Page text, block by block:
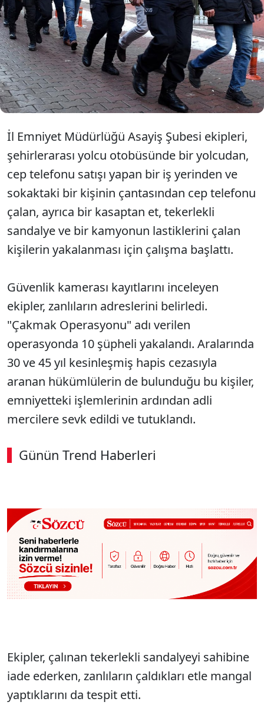
Diyarbakır'da düzenlenen bir
operasyonda, hırsızlık suçlamasıyla
10 şüpheli tutuklandı.
İl Emniyet Müdürlüğü Asayiş Şubesi ekipleri,
şehirlerarası yolcu otobüsünde bir yolcudan,
cep telefonu satışı yapan bir iş yerinden ve
sokaktaki bir kişinin çantasından cep telefonu
çalan, ayrıca bir kasaptan et, tekerlekli
sandalye ve bir kamyonun lastiklerini çalan
kişilerin yakalanması için çalışma başlattı.
Güvenlik kamerası kayıtlarını inceleyen
ekipler, zanlıların adreslerini belirledi.
"Çakmak Operasyonu" adı verilen
operasyonda 10 şüpheli yakalandı. Aralarında
30 ve 45 yıl kesinleşmiş hapis cezasıyla
aranan hükümlülerin de bulunduğu bu kişiler,
emniyetteki işlemlerinin ardından adli
mercilere sevk edildi ve tutuklandı.
Günün Trend Haberleri
Ekipler, çalınan tekerlekli sandalyeyi sahibine
iade ederken, zanlıların çaldıkları etle mangal
yaptıklarını da tespit etti.